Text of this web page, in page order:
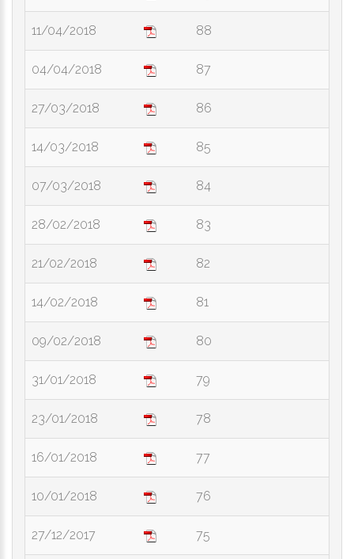
11/04/2018 88
04/04/2018 87
27/03/2018 86
14/03/2018 85
07/03/2018 84
28/02/2018 83
21/02/2018 82
14/02/2018 81
09/02/2018 80
31/01/2018 79
23/01/2018 78
16/01/2018 77
10/01/2018 76
27/12/2017 75